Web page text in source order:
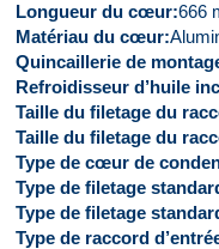
Longueur du cœur 666
Matériau du cœur
Quincaillerie de
Refroidisseur d’huile
Taille du filetage du
Taille du filetage du
Type de cœur de
Type de filetage
Type de filetage
Type de raccord